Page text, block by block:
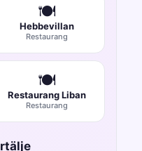
🍽️
Hebbevillan
Restaurang
🍽️
Restaurang Liban
Restaurang